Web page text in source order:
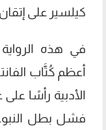
كيلسير على
في هذه
أعظم كُتَّاب
الأدبية رأسًا
فشل بطل